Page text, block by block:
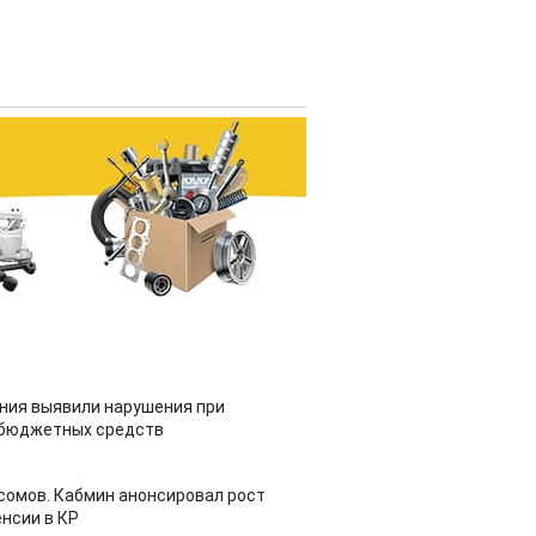
выявили нарушения при
средств
Кабмин анонсировал рост
в КР